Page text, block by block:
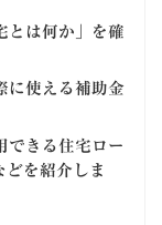
とは何か」を確
に使える補助金
できる住宅ロー
どを紹介しま